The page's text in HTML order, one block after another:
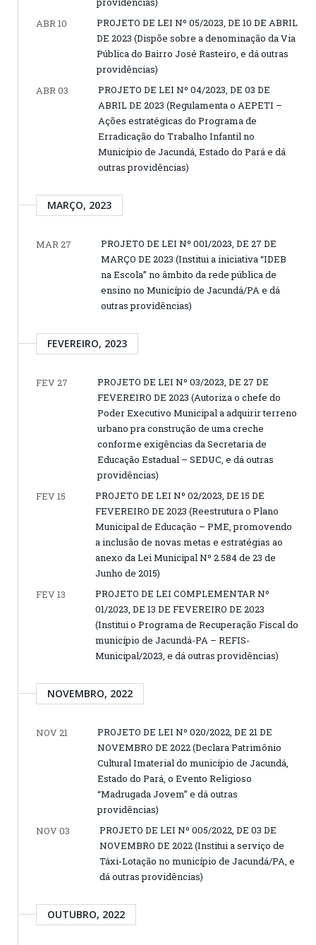
ABR 10
PROJETO DE LEI Nº 05/2023, DE 10 DE ABRIL
DE 2023 (Dispõe sobre a denominação da Via
Pública do Bairro José Rasteiro, e dá outras
providências)
ABR 03
PROJETO DE LEI Nº 04/2023, DE 03 DE
ABRIL DE 2023 (Regulamenta o AEPETI –
Ações estratégicas do Programa de
Erradicação do Trabalho Infantil no
Município de Jacundá, Estado do Pará e dá
outras providências)
MARÇO, 2023
MAR 27
PROJETO DE LEI Nº 001/2023, DE 27 DE
MARÇO DE 2023 (Institui a iniciativa “IDEB
na Escola” no âmbito da rede pública de
ensino no Município de Jacundá/PA e dá
outras providências)
FEVEREIRO, 2023
FEV 27
PROJETO DE LEI Nº 03/2023, DE 27 DE
FEVEREIRO DE 2023 (Autoriza o chefe do
Poder Executivo Municipal a adquirir terreno
urbano pra construção de uma creche
conforme exigências da Secretaria de
Educação Estadual – SEDUC, e dá outras
providências)
FEV 15
PROJETO DE LEI Nº 02/2023, DE 15 DE
FEVEREIRO DE 2023 (Reestrutura o Plano
Municipal de Educação – PME, promovendo
a inclusão de novas metas e estratégias ao
anexo da Lei Municipal Nº 2.584 de 23 de
Junho de 2015)
FEV 13
PROJETO DE LEI COMPLEMENTAR Nº
01/2023, DE 13 DE FEVEREIRO DE 2023
(Institui o Programa de Recuperação Fiscal do
município de Jacundá-PA – REFIS-
Municipal/2023, e dá outras providências)
NOVEMBRO, 2022
NOV 21
PROJETO DE LEI Nº 020/2022, DE 21 DE
NOVEMBRO DE 2022 (Declara Patrimônio
Cultural Imaterial do município de Jacundá,
Estado do Pará, o Evento Religioso
“Madrugada Jovem” e dá outras
providências)
NOV 03
PROJETO DE LEI Nº 005/2022, DE 03 DE
NOVEMBRO DE 2022 (Institui a serviço de
Táxi-Lotação no município de Jacundá/PA, e
dá outras providências)
OUTUBRO, 2022